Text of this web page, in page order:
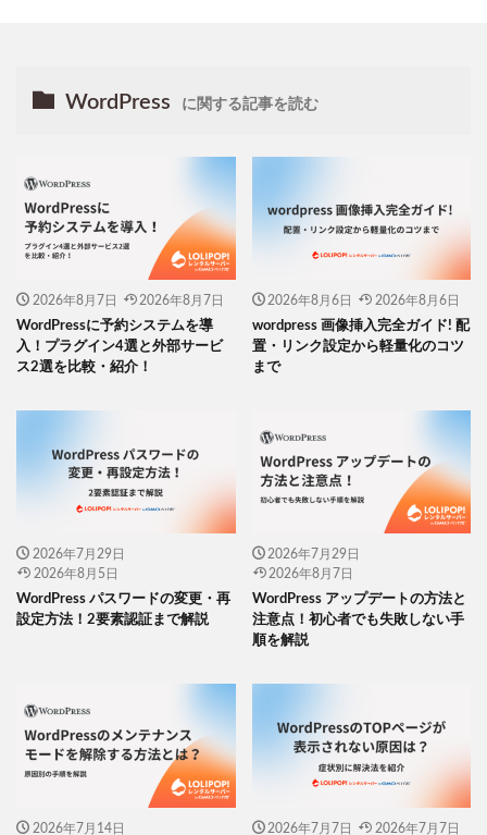
WordPress に関する記事を読む
2026年8月7日 2026年8月7日
WordPressに予約システムを導
入！プラグイン4選と外部サービ
ス2選を比較・紹介！
2026年8月6日 2026年8月6日
wordpress 画像挿入完全ガイド! 配
置・リンク設定から軽量化のコツ
まで
2026年7月29日
2026年8月5日
WordPress パスワードの変更・再
設定方法！2要素認証まで解説
2026年7月29日
2026年8月7日
WordPress アップデートの方法と
注意点！初心者でも失敗しない手
順を解説
2026年7月14日 2026年7月7日 2026年7月7日